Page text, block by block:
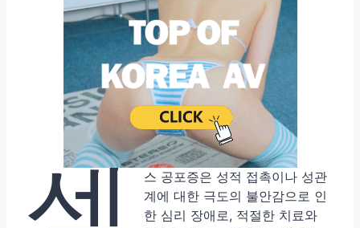
스 공포증은 성적 접촉이나 성관
계에 대한 극도의 불안감으로 인
한 심리 장애로, 적절한 치료와